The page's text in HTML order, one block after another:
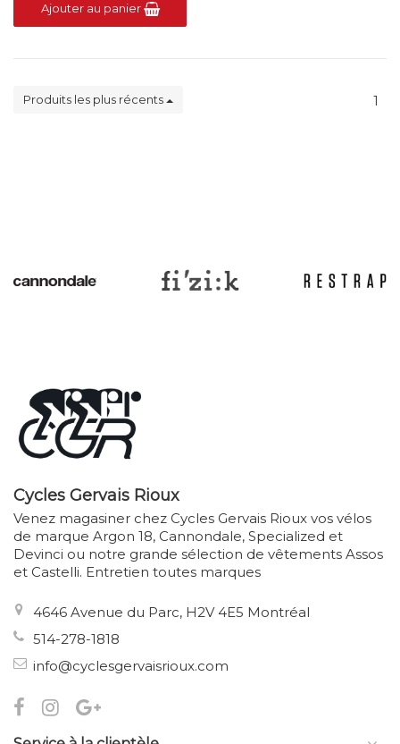
Ajouter au panier
Produits les plus récents 1
Cycles Gervais Rioux
Venez magasiner chez Cycles Gervais Rioux vos vélos
de marque Argon 18, Cannondale, Specialized et
Devinci ou notre grande sélection de vêtements Assos
et Castelli. Entretien toutes marques
4646 Avenue du Parc, H2V 4E5 Montréal
514-278-1818
info@cyclesgervaisrioux.com